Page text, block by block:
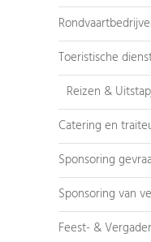
Toeristische
Reizen &
Catering en
Sponsoring
Sponsoring van
Feest- &